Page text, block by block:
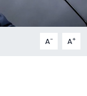
A- A+